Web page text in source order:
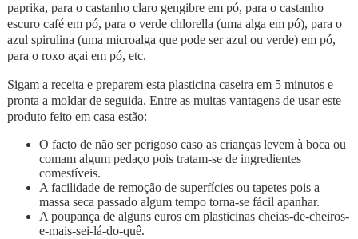
paprika, para o castanho claro gengibre em pó, para o castanho
escuro café em pó, para o verde chlorella (uma alga em pó), para o
azul spirulina (uma microalga que pode ser azul ou verde) em pó,
para o roxo açai em pó, etc.
Sigam a receita e preparem esta plasticina caseira em 5 minutos e
pronta a moldar de seguida. Entre as muitas vantagens de usar este
produto feito em casa estão:
O facto de não ser perigoso caso as crianças levem à boca ou
comam algum pedaço pois tratam-se de ingredientes
comestíveis.
A facilidade de remoção de superfícies ou tapetes pois a
massa seca passado algum tempo torna-se fácil apanhar.
A poupança de alguns euros em plasticinas cheias-de-cheiros-
e-mais-sei-lá-do-quê.